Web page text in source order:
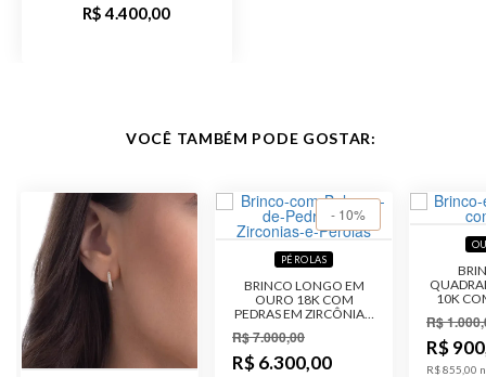
R$ 4.400,00
VOCÊ TAMBÉM PODE GOSTAR:
PÉROLAS
BRINCO LONGO EM
OURO 18K COM
PEDRAS EM ZIRCÔNIA E
R$ 7.000,00
- 10%
R$ 6.300,00
10K
R$
R$
R$ 855,00